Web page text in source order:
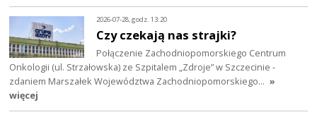
2026-07-28, godz. 13:20
Czy czekają nas strajki?
Połączenie Zachodniopomorskiego Centrum
Onkologii (ul. Strzałowska) ze Szpitalem „Zdroje” w Szczecinie -
zdaniem Marszałek Województwa Zachodniopomorskiego… »
więcej